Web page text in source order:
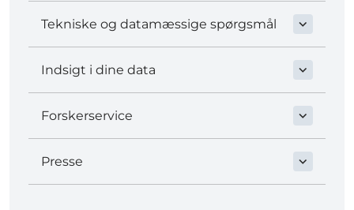
Tekniske og datamæssige spørgsmål
Indsigt i dine data
Forskerservice
Presse